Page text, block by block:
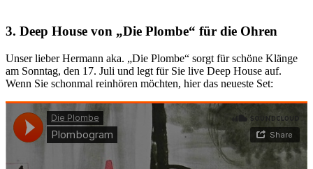
3. Deep House von „Die Plombe“ für die Ohren
Unser lieber Hermann aka. „Die Plombe“ sorgt für schöne Klänge
am Sonntag, den 17. Juli und legt für Sie live Deep House auf.
Wenn Sie schonmal reinhören möchten, hier das neueste Set: